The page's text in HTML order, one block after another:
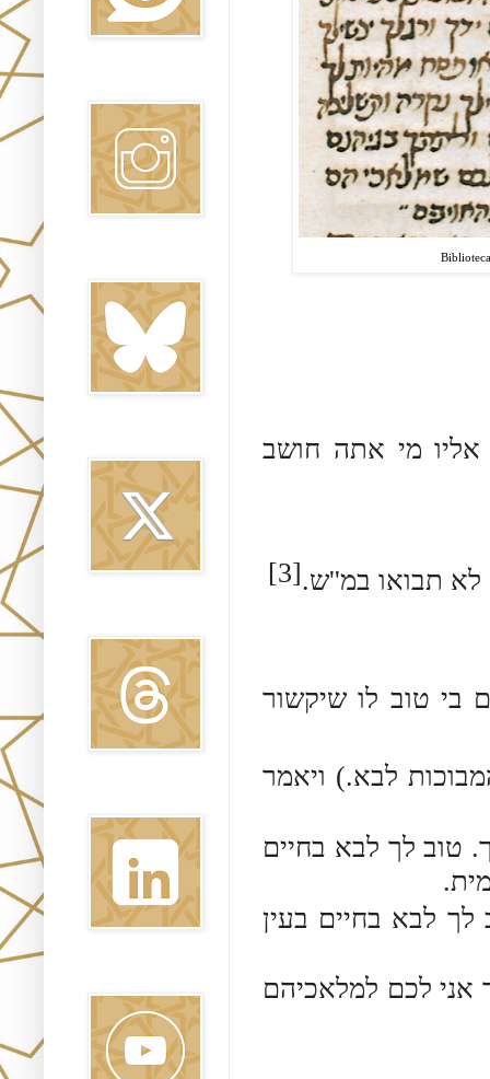
אליו מי אתה חושב
[3]
בי טוב לו שיקשור
לבא.) ויאמר
טוב לך לבא בחיים
לך לבא בחיים בעין
אני לכם למלאכיהם